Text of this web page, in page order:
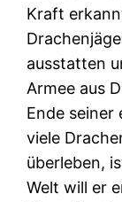
Kraft
ausstatten
Armee aus
Ende seiner
viele
überleben,
Welt will er